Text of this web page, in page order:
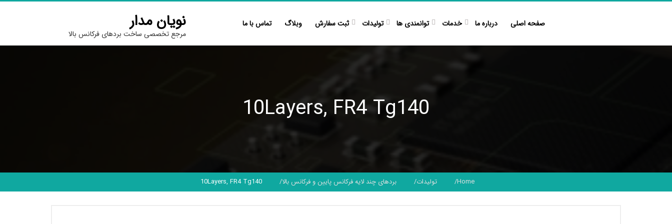
Skip
نویان مدار
مرجع تخصصی ساخت بردهای فرکانس بالا
صفحه اصلی درباره ما خدمات توانمندی ها تولیدات ثبت سفارش وبلاگ تماس با ما
10Layers, FR4 Tg140
Home تولیدات بردهای چند لایه فرکانس پایین و فرکانس بالا 10Layers, FR4 Tg140